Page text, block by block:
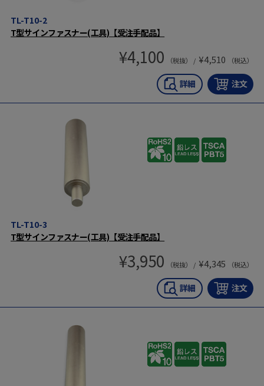
TL-T10-2
T型サインファスナー(工具)【受注手配品】
¥4,100 （税抜） / ¥4,510 （税込）
TL-T10-3
T型サインファスナー(工具)【受注手配品】
¥3,950 （税抜） / ¥4,345 （税込）